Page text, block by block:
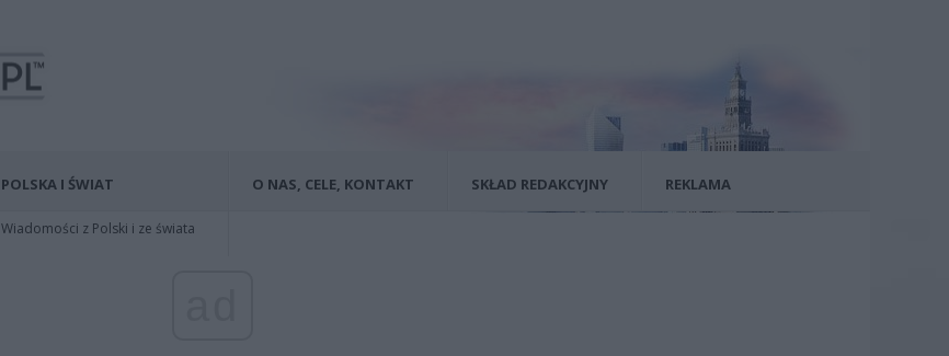
POLSKA I ŚWIAT
Wiadomości z Polski i ze świata
O NAS, CELE, KONTAKT SKŁAD REDAKCYJNY REKLAMA